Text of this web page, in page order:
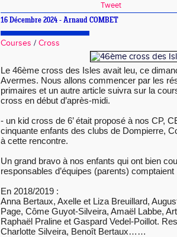
Tweet
16 Décembre 2024 - Arnaud COMBET
Courses / Cross
Le 46ème cross des Isles avait leu, ce
Avermes. Nous allons commencer par les
primaires et un autre article suivra sur la
cross en début d’après-midi.
- un kid cross de 6’ était proposé à nos CP,
cinquante enfants des clubs de Dompierre,
à cette rencontre.
Un grand bravo à nos enfants qui ont bien
responsables d’équipes (parents)
En 2018/2019 :
Anna Bertaux, Axelle et Liza Breuillard,
Page, Côme Guyot-Silveira, Amaël Labbe,
Raphaël Praline et Gaspard Vedel-Poillot.
Charlotte Silveira, Benoît Bertaux……